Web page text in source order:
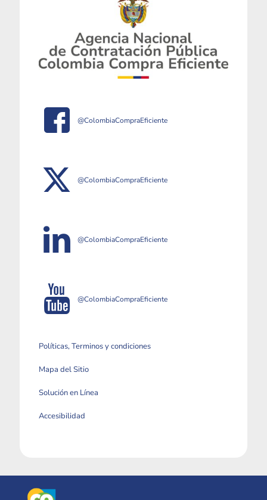
@ColombiaCompraEficiente
@ColombiaCompraEficiente
@ColombiaCompraEficiente
@ColombiaCompraEficiente
Políticas, Terminos y condiciones
Mapa del Sitio
Solución en Línea
Accesibilidad